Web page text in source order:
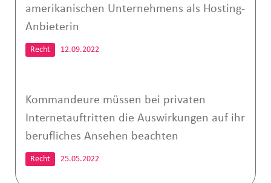
amerikanischen Unternehmens als Hosting-
Anbieterin
Recht 12.09.2022
Kommandeure müssen bei privaten
Internetauftritten die Auswirkungen auf ihr
berufliches Ansehen beachten
Recht 25.05.2022